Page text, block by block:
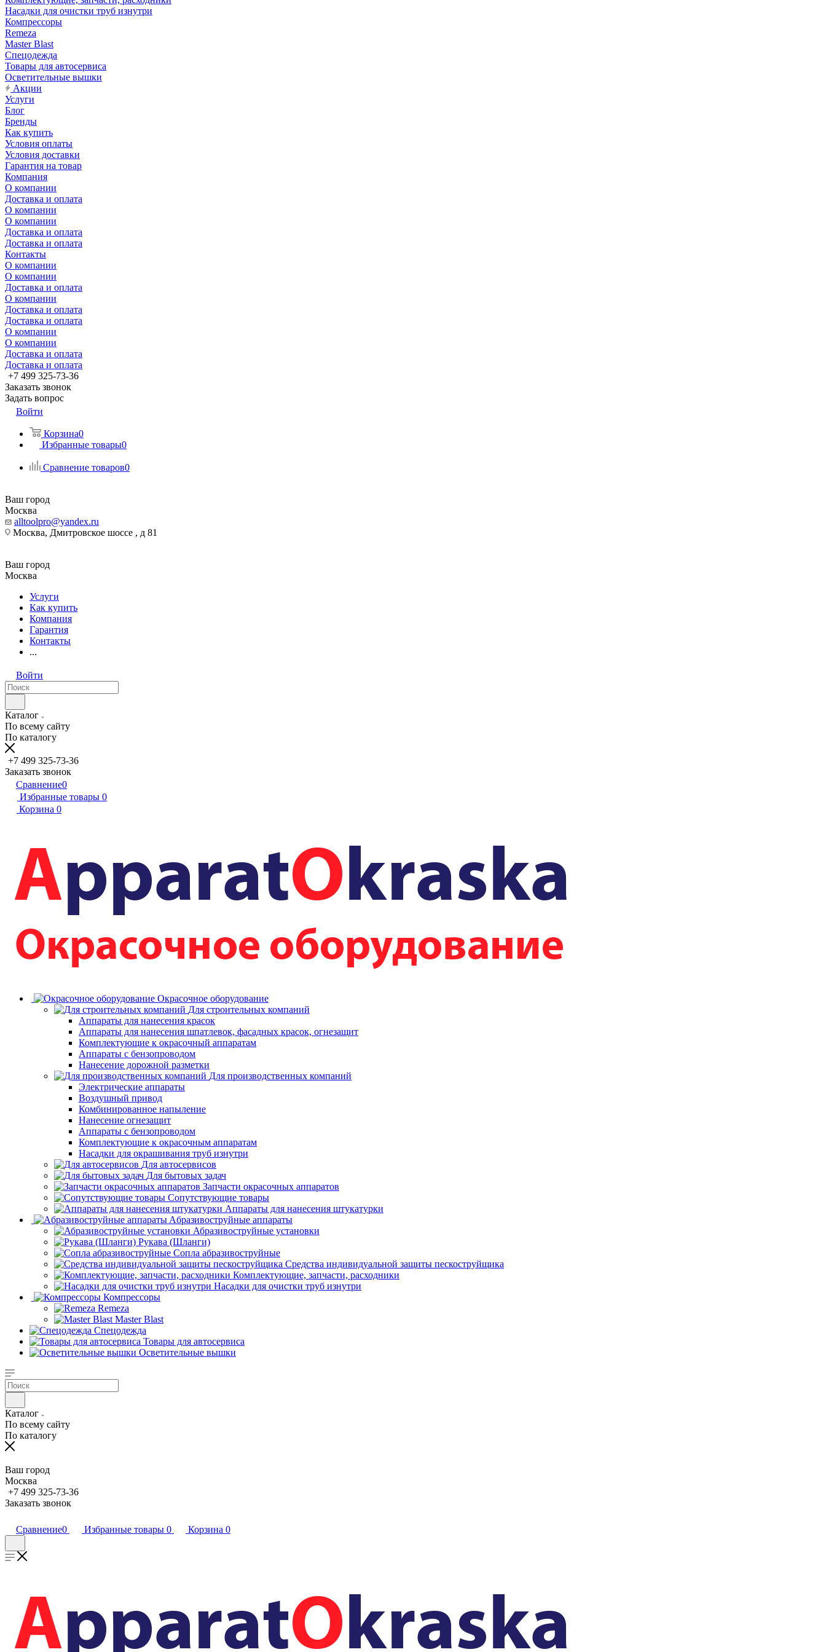
Насадки для очистки труб изнутри
Компрессоры
Remeza
Master Blast
Спецодежда
Товары для автосервиса
Осветительные вышки
Акции
Услуги
Блог
Бренды
Как купить
Условия оплаты
Условия доставки
Гарантия на товар
Компания
О компании
Доставка и оплата
О компании
О компании
Доставка и оплата
Доставка и оплата
Контакты
О компании
О компании
Доставка и оплата
О компании
Доставка и оплата
Доставка и оплата
О компании
О компании
Доставка и оплата
Доставка и оплата
+7 499 325-73-36
Заказать звонок
Задать вопрос
Войти
Корзина0
Избранные товары0
Сравнение товаров0
Ваш город
Москва
alltoolpro@yandex.ru
Москва, Дмитровское шоссе , д 81
Ваш город
Москва
Услуги
Как купить
Компания
Гарантия
Контакты
...
Войти
Каталог
По всему сайту
По каталогу
+7 499 325-73-36
Заказать звонок
Сравнение0
Избранные товары 0
Корзина 0
Окрасочное оборудование
Для строительных компаний
Аппараты для нанесения красок
Аппараты для нанесения шпатлевок, фасадных красок, огнезащит
Комплектующие к окрасочный аппаратам
Аппараты с бензопроводом
Нанесение дорожной разметки
Для производственных компаний
Электрические аппараты
Воздушный привод
Комбинированное напыление
Нанесение огнезащит
Аппараты с бензопроводом
Комплектующие к окрасочным аппаратам
Насадки для окрашивания труб изнутри
Для автосервисов
Для бытовых задач
Запчасти окрасочных аппаратов
Сопутствующие товары
Аппараты для нанесения штукатурки
Aбразивоструйные аппараты
Абразивоструйные установки
Рукава (Шланги)
Сопла абразивоструйные
Средства индивидуальной защиты пескоструйщика
Комплектующие, запчасти, расходники
Насадки для очистки труб изнутри
Компрессоры
Remeza
Master Blast
Спецодежда
Товары для автосервиса
Осветительные вышки
Каталог
По всему сайту
По каталогу
Ваш город
Москва
+7 499 325-73-36
Заказать звонок
Сравнение0 Избранные товары 0 Корзина 0